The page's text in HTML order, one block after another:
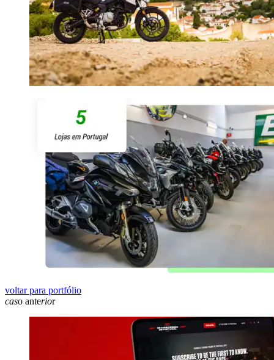
voltar para portfólio
caso anterior